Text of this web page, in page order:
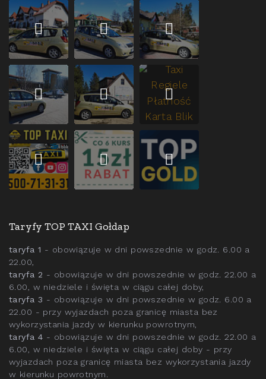
Taryfy TOP TAXI Gołdap
taryfa 1 - obowiązuje w dni powszednie w godz. 6.00 a
22.00,
taryfa 2 - obowiązuje w dni powszednie w godz. 22.00 a
6.00, w niedziele i święta w ciągu całej doby,
taryfa 3 - obowiązuje w dni powszednie w godz. 6.00 a
22.00 - przy wyjazdach poza granicę miasta bez
wykorzystania jazdy w kierunku powrotnym,
taryfa 4 - obowiązuje w dni powszednie w godz. 22.00 a
6.00, w niedziele i święta w ciągu całej doby - przy
wyjazdach poza granicę miasta bez wykorzystania jazdy
w kierunku powrotnym.